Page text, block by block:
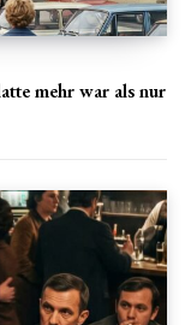
mehr war als nur